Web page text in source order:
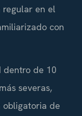
regular en el
con
dentro de 10
severas,
obligatoria de